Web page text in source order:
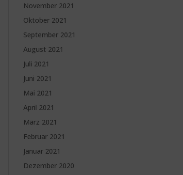
November 2021
Oktober 2021
September 2021
August 2021
Juli 2021
Juni 2021
Mai 2021
April 2021
März 2021
Februar 2021
Januar 2021
Dezember 2020